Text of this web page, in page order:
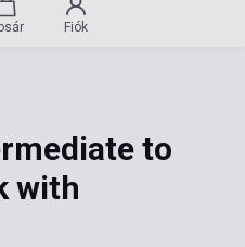
Fiók
to
with